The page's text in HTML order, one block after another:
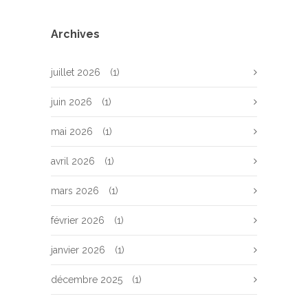
Archives
juillet 2026 (1)
juin 2026 (1)
mai 2026 (1)
avril 2026 (1)
mars 2026 (1)
février 2026 (1)
janvier 2026 (1)
décembre 2025 (1)